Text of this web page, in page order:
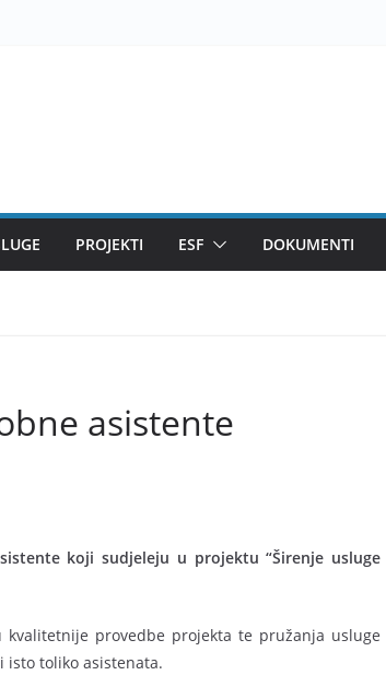
PROJEKTI ESF DOKUMENTI
asistente
koji sudjeleju u projektu “Širenje usluge
provedbe projekta te pružanja usluge
isto toliko asistenata.